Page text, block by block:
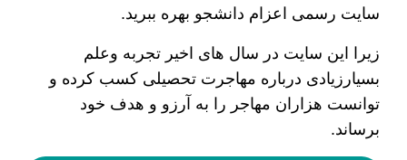
سایت رسمی اعزام دانشجو بهره ببرید.
زیرا این سایت در سال های اخیر تجربه وعلم
بسیارزیادی درباره مهاجرت تحصیلی کسب کرده و
توانست هزاران مهاجر را به آرزو و هدف خود
برساند.